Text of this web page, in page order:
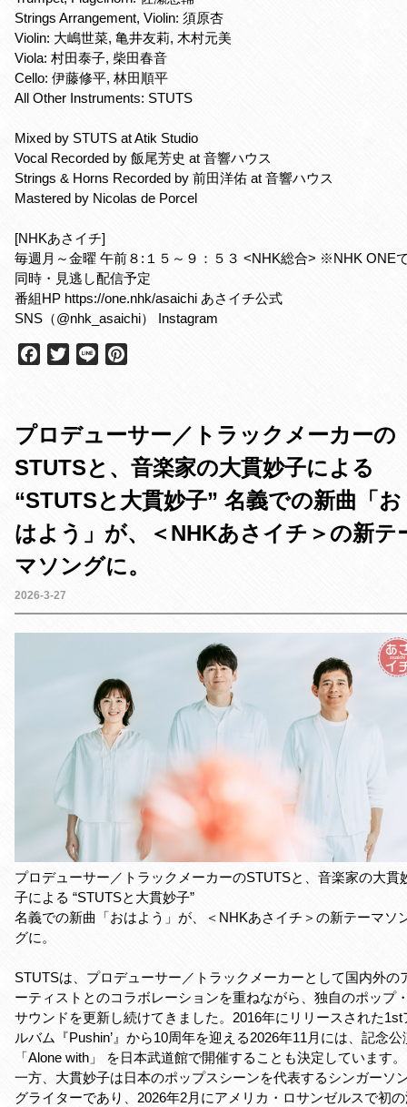
Strings Arrangement, Violin: 須原杏
Violin: 大嶋世菜, 亀井友莉, 木村元美
Viola: 村田泰子, 柴田春音
Cello: 伊藤修平, 林田順平
All Other Instruments: STUTS
Mixed by STUTS at Atik Studio
Vocal Recorded by 飯尾芳史 at 音響ハウス
Strings & Horns Recorded by 前田洋佑 at 音響ハウス
Mastered by Nicolas de Porcel
[NHKあさイチ]
毎週月～金曜 午前８:１５～９：５３ <NHK総合> ※NHK ONE
同時・見逃し配信予定
番組HP https://one.nhk/asaichi あさイチ公式
SNS（@nhk_asaichi） Instagram
b
o
k
t
r
e
s
t
プロデューサー／トラックメーカーの
STUTSと、音楽家の大貫妙子による
“STUTSと大貫妙子” 名義での新曲「お
はよう」が、＜NHKあさイチ＞の新テ
マソングに。
2026-3-27
プロデューサー／トラックメーカーのSTUTSと、音楽家の大貫
子による “STUTSと大貫妙子”
名義での新曲「おはよう」が、＜NHKあさイチ＞の新テーマソ
グに。
STUTSは、プロデューサー／トラックメーカーとして国内外の
ーティストとのコラボレーションを重ねながら、独自のポップ
サウンドを更新し続けてきました。2016年にリリースされた1st
ルバム『Pushin’』から10周年を迎える2026年11月には、記念公
「Alone with」 を日本武道館で開催することも決定しています。
一方、大貫妙子は日本のポップスシーンを代表するシンガーソ
グライターであり、2026年2月にアメリカ・ロサンゼルスで初